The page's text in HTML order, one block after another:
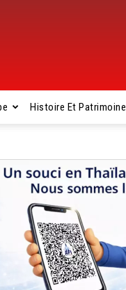
Histoire Et Patrimoine